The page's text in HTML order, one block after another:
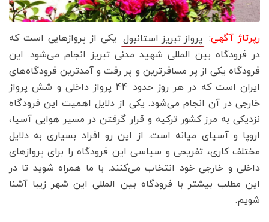
رپرتاژ آگهی: پرواز تبریز استانبول یکی از پروازهایی است که
در فرودگاه بین المللی شهید مدنی تبریز انجام می‌شود. این
فرودگاه یکی از پر مسافرترین و پر رفت و آمدترین فرودگاه‌های
ایران است که در هر روز حدود 44 پرواز داخلی و شش پرواز
خارجی در آن انجام می‌شود. یکی از دلایل اهمیت این فرودگاه
نزدیکی به مرز کشور ترکیه و قرار گرفتن در مسیر هوایی آسیا،
اروپا و آسیای میانه است. از این رو افراد بسیاری به دلایل
مختلف کاری، تفریحی و سیاسی این فرودگاه را برای پروازهای
داخلی و خارجی خود انتخاب می‌کنند. با ما همراه شوید تا در
این مطلب بیشتر با فرودگاه بین المللی این شهر زیبا آشنا
شویم.